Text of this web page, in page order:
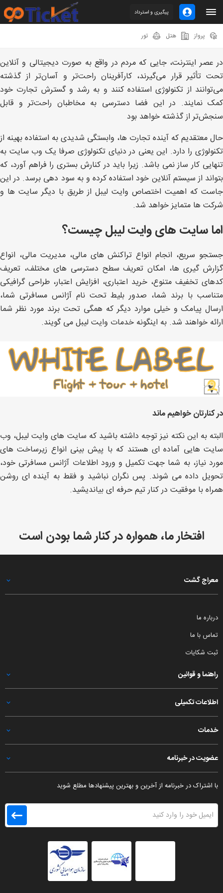
پیگیری و استرداد
پرواز هتل تور
در عصر اینترنت، جایی که مردم در واقع به ‌صورت دیجیتالی و آنلاین
تحت تأثیر قرار می‌گیرند، کارآفرینان راحت‌تر و آسان‌تر از گذشته
می‌توانند از تکنولوژی استفاده کنند و به رشد و گسترش تجارت خود
کمک نمایند. در این فضا دسترسی به مخاطبان راحت‌تر و قابل
سنجش‌تر از گذشته خواهد بود
حال معتقدیم که آینده تجارت ها، وابستگی شدیدی به استفاده بهینه از
تکنولوژی را دارد. این یعنی در دنیای تکنولوژی صرفا یک وب سایت به
تنهایی کار ساز نمی باشد. زیرا باید در کنارش بستری را فراهم آورد، که
بتواند از سیستم آنلاین خود استفاده کرده و به سود دهی برسد. در این
جاست که اهمیت اختصاص وایت لیبل از طریق با دیگر سایت ها و
شرکت ها متمایز خواهد شد.
اما سایت های وایت لیبل چیست؟
جستجو سریع، انجام انواع تراکنش های مالی، مدیریت مالی، انواع
گزارش گیری ها، امکان تعریف سطح دسترسی های مختلف، تعریف
کدهای تخفیف متنوع، خرید اعتباری، افزایش اعتبار، طراحی گرافیکی
متناسب با برند شما، صدور بلیط تحت نام آژانس مسافرتی شما،
ارسال پیامک و خیلی موارد دیگر که همگی تحت برند مورد نظر شما
ارائه خواهند شد. به اینگونه خدمات وایت لیبل می گویند.
در کنارتان خواهیم ماند
البته به این نکته نیز توجه داشته باشید که سایت های وایت لیبل، وب
سایت هایی آماده ای هستند که با پیش بینی انواع زیرساخت های
مورد نیاز، به شما جهت تکمیل و ورود اطلاعات آژانس مسافرتی خود،
تحویل داده می شوند. پس نگران نباشید و فقط به آینده ای روشن
همراه با موفقیت در کنار تیم حرفه ای بیاندیشید.
افتخار ما، همواره در کنار شما بودن است
معراج گشت
درباره ما
تماس با ما
ثبت شکایات
راهنما و قوانین
‌اطلاعات تکمیلی
خدمات
عضویت در خبرنامه
با اشتراک در خبرنامه از آخرین و بهترین پیشنهادها مطلع شوید